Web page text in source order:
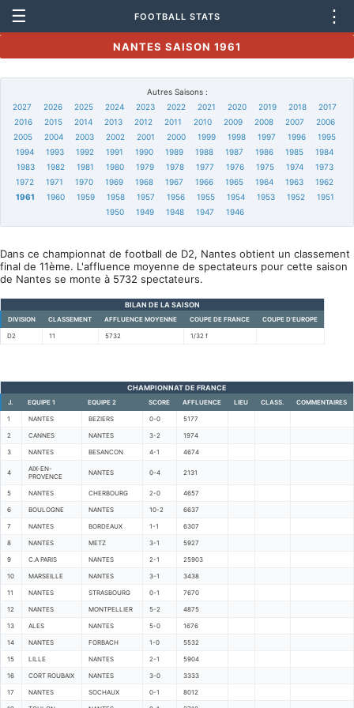
☰ FOOTBALL STATS ⋮
NANTES SAISON 1961
Autres Saisons :
2027
2026 2025 2024 2023 2022 2021 2020 2019 2018
2017
2016
2015 2014 2013 2012 2011 2010 2009 2008 2007
2006
2005
2004 2003 2002 2001 2000 1999 1998 1997 1996
1995
1994
1993 1992 1991 1990 1989 1988 1987 1986 1985
1984
1983
1982 1981 1980 1979 1978 1977 1976 1975 1974
1973
1972
1971 1970 1969 1968 1967 1966 1965 1964 1963
1962
1961
1960 1959 1958 1957 1956 1955 1954 1953 1952
1951
1950
1949 1948 1947 1946
Dans ce championnat de football de D2, Nantes obtient un classement
final de 11ème. L'affluence moyenne de spectateurs pour cette saison
de Nantes se monte à 5732 spectateurs.
BILAN DE LA SAISON
DIVISION CLASSEMENT AFFLUENCE MOYENNE COUPE DE FRANCE COUPE D'EUROPE
D2 11 5732 1/32 f
CHAMPIONNAT DE FRANCE
J. EQUIPE 1 EQUIPE 2 SCORE AFFLUENCE LIEU CLASS. COMMENTAIRES
1 NANTES BEZIERS 0-0 5177
2 CANNES NANTES 3-2 1974
3 NANTES BESANCON 4-1 4674
4
AIX-EN-
PROVENCE
NANTES 0-4 2131
5 NANTES CHERBOURG 2-0 4657
6 BOULOGNE NANTES 10-2 6637
7 NANTES BORDEAUX 1-1 6307
8 NANTES METZ 3-1 5927
9 C.A PARIS NANTES 2-1 25903
10 MARSEILLE NANTES 3-1 3438
11 NANTES STRASBOURG 0-1 7670
12 NANTES MONTPELLIER 5-2 4875
13 ALES NANTES 5-0 1676
14 NANTES FORBACH 1-0 5532
15 LILLE NANTES 2-1 5904
16 CORT ROUBAIX NANTES 3-0 3333
17 NANTES SOCHAUX 0-1 8012